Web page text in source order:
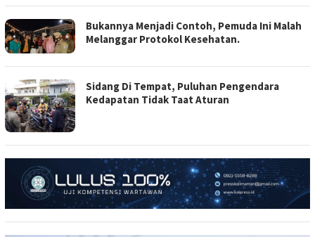
Bukannya Menjadi Contoh, Pemuda Ini Malah
Melanggar Protokol Kesehatan.
Sidang Di Tempat, Puluhan Pengendara
Kedapatan Tidak Taat Aturan